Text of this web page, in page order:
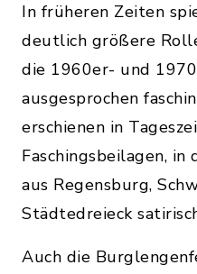
In früheren Zeiten
deutlich größere
die 1960er- und
ausgesprochen
erschienen in
Faschingsbeilagen, in
aus Regensburg,
Städtedreieck
Auch die